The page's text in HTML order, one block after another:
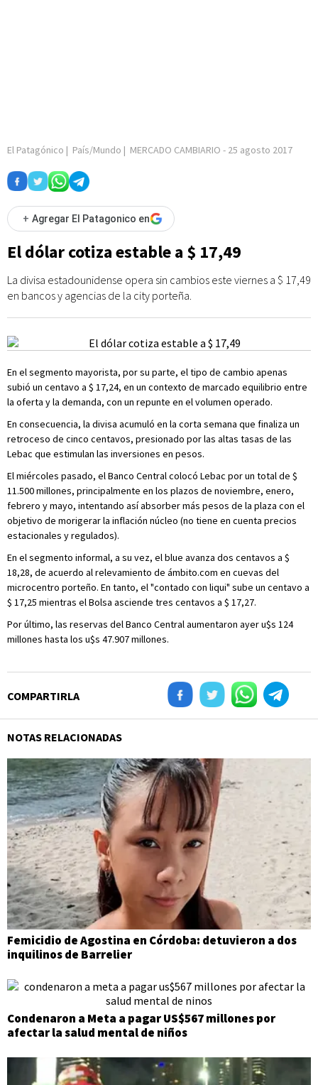
El Patagónico | País/Mundo | MERCADO CAMBIARIO - 25 agosto 2017
+ Agregar El Patagonico en
El dólar cotiza estable a $ 17,49
La divisa estadounidense opera sin cambios este viernes a $ 17,49
en bancos y agencias de la city porteña.
En el segmento mayorista, por su parte, el tipo de cambio apenas
subió un centavo a $ 17,24, en un contexto de marcado equilibrio entre
la oferta y la demanda, con un repunte en el volumen operado.
En consecuencia, la divisa acumuló en la corta semana que finaliza un
retroceso de cinco centavos, presionado por las altas tasas de las
Lebac que estimulan las inversiones en pesos.
El miércoles pasado, el Banco Central colocó Lebac por un total de $
11.500 millones, principalmente en los plazos de noviembre, enero,
febrero y mayo, intentando así absorber más pesos de la plaza con el
objetivo de morigerar la inflación núcleo (no tiene en cuenta precios
estacionales y regulados).
En el segmento informal, a su vez, el blue avanza dos centavos a $
18,28, de acuerdo al relevamiento de ámbito.com en cuevas del
microcentro porteño. En tanto, el "contado con liqui" sube un centavo a
$ 17,25 mientras el Bolsa asciende tres centavos a $ 17,27.
Por último, las reservas del Banco Central aumentaron ayer u$s 124
millones hasta los u$s 47.907 millones.
COMPARTIRLA
NOTAS RELACIONADAS
Femicidio de Agostina en Córdoba: detuvieron a dos
inquilinos de Barrelier
Condenaron a Meta a pagar US$567 millones por
afectar la salud mental de niños